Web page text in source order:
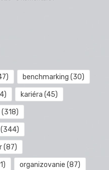
benchmarking (30)
kariéra (45)
(318)
(344)
(87)
organizovanie (87)